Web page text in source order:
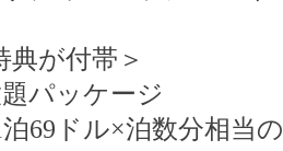
典が付帯＞
パッケージ
69ドル×泊数分相当